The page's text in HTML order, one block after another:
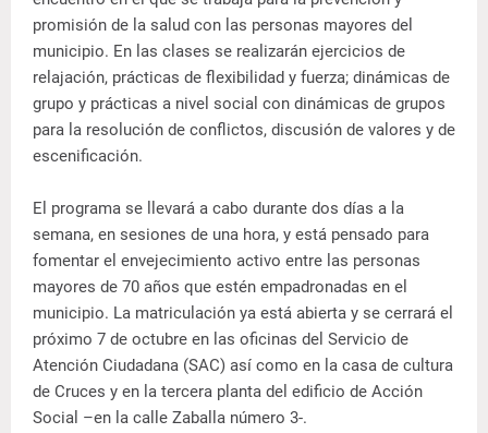
promisión de la salud con las personas mayores del
municipio. En las clases se realizarán ejercicios de
relajación, prácticas de flexibilidad y fuerza; dinámicas de
grupo y prácticas a nivel social con dinámicas de grupos
para la resolución de conflictos, discusión de valores y de
escenificación.
El programa se llevará a cabo durante dos días a la
semana, en sesiones de una hora, y está pensado para
fomentar el envejecimiento activo entre las personas
mayores de 70 años que estén empadronadas en el
municipio. La matriculación ya está abierta y se cerrará el
próximo 7 de octubre en las oficinas del Servicio de
Atención Ciudadana (SAC) así como en la casa de cultura
de Cruces y en la tercera planta del edificio de Acción
Social –en la calle Zaballa número 3-.